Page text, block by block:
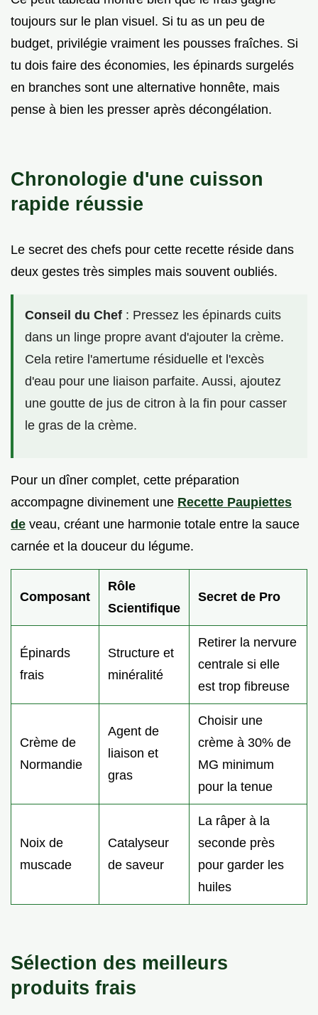
toujours sur le plan visuel. Si tu as un peu de
budget, privilégie vraiment les pousses fraîches. Si
tu dois faire des économies, les épinards surgelés
en branches sont une alternative honnête, mais
pense à bien les presser après décongélation.
Chronologie d'une cuisson
rapide réussie
Le secret des chefs pour cette recette réside dans
deux gestes très simples mais souvent oubliés.
Conseil du Chef : Pressez les épinards cuits
dans un linge propre avant d'ajouter la crème.
Cela retire l'amertume résiduelle et l'excès
d'eau pour une liaison parfaite. Aussi, ajoutez
une goutte de jus de citron à la fin pour casser
le gras de la crème.
Pour un dîner complet, cette préparation
accompagne divinement une Recette Paupiettes
de veau, créant une harmonie totale entre la sauce
carnée et la douceur du légume.
Composant
Rôle
Scientifique
Secret de Pro
Épinards
frais
Structure et
minéralité
Retirer la nervure
centrale si elle
est trop fibreuse
Crème de
Normandie
Agent de
liaison et
gras
Choisir une
crème à 30% de
MG minimum
pour la tenue
Noix de
muscade
Catalyseur
de saveur
La râper à la
seconde près
pour garder les
huiles
Sélection des meilleurs
produits frais